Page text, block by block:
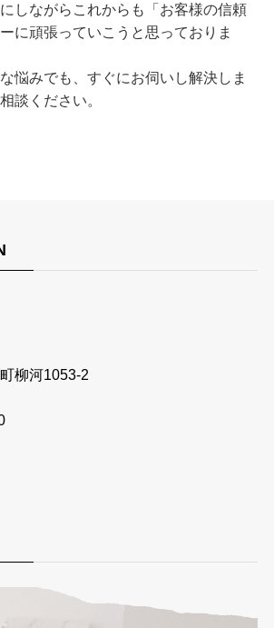
しながらこれからも「お客様の信頼
に頑張っていこうと思っておりま
悩みでも、すぐにお伺いし解決しま
談ください。
柳河1053-2